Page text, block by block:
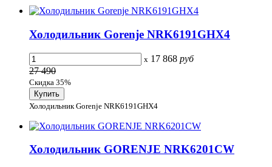
Холодильник Gorenje NRK6191GHX4
x 17 868 руб
27 490
Скидка 35%
Холодильник Gorenje NRK6191GHX4
Холодильник GORENJE NRK6201CW